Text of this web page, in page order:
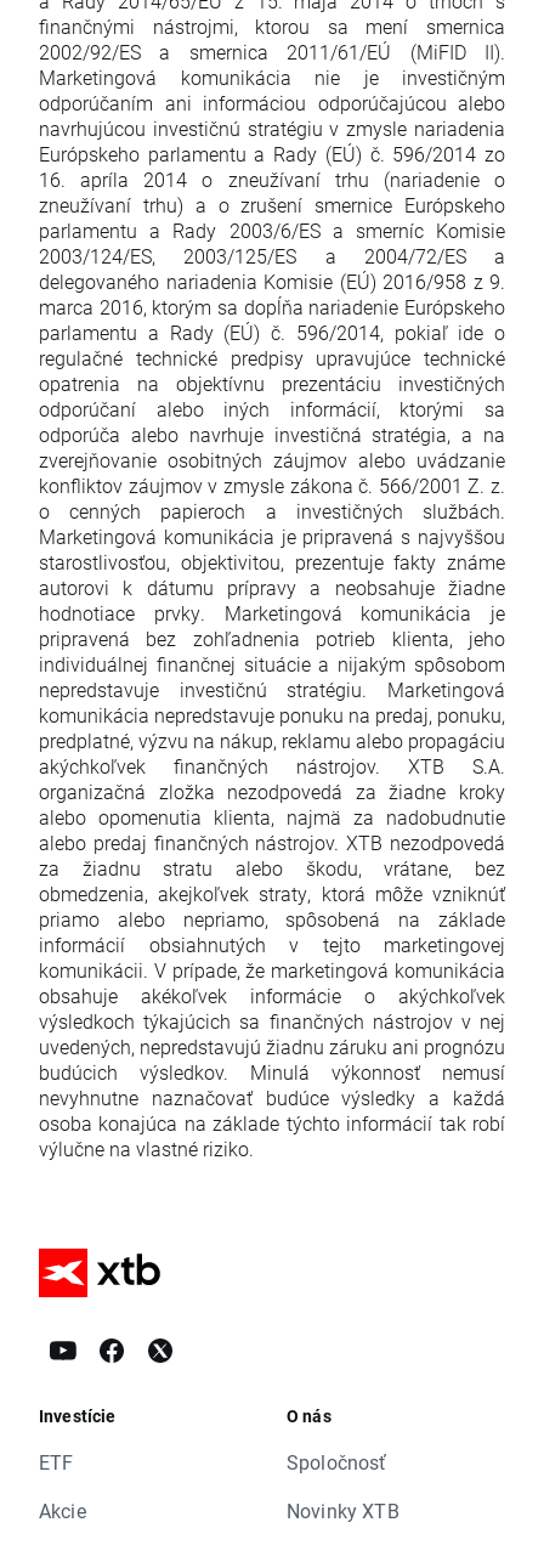
finančnými nástrojmi, ktorou sa mení smernica
2002/92/ES a smernica 2011/61/EÚ (MiFID II).
Marketingová komunikácia nie je investičným
odporúčaním ani informáciou odporúčajúcou alebo
navrhujúcou investičnú stratégiu v zmysle nariadenia
Európskeho parlamentu a Rady (EÚ) č. 596/2014 zo
16. apríla 2014 o zneužívaní trhu (nariadenie o
zneužívaní trhu) a o zrušení smernice Európskeho
parlamentu a Rady 2003/6/ES a smerníc Komisie
2003/124/ES, 2003/125/ES a 2004/72/ES a
delegovaného nariadenia Komisie (EÚ) 2016/958 z 9.
marca 2016, ktorým sa dopĺňa nariadenie Európskeho
parlamentu a Rady (EÚ) č. 596/2014, pokiaľ ide o
regulačné technické predpisy upravujúce technické
opatrenia na objektívnu prezentáciu investičných
odporúčaní alebo iných informácií, ktorými sa
odporúča alebo navrhuje investičná stratégia, a na
zverejňovanie osobitných záujmov alebo uvádzanie
konfliktov záujmov v zmysle zákona č. 566/2001 Z. z.
o cenných papieroch a investičných službách.
Marketingová komunikácia je pripravená s najvyššou
starostlivosťou, objektivitou, prezentuje fakty známe
autorovi k dátumu prípravy a neobsahuje žiadne
hodnotiace prvky. Marketingová komunikácia je
pripravená bez zohľadnenia potrieb klienta, jeho
individuálnej finančnej situácie a nijakým spôsobom
nepredstavuje investičnú stratégiu. Marketingová
komunikácia nepredstavuje ponuku na predaj, ponuku,
predplatné, výzvu na nákup, reklamu alebo propagáciu
akýchkoľvek finančných nástrojov. XTB S.A.
organizačná zložka nezodpovedá za žiadne kroky
alebo opomenutia klienta, najmä za nadobudnutie
alebo predaj finančných nástrojov. XTB nezodpovedá
za žiadnu stratu alebo škodu, vrátane, bez
obmedzenia, akejkoľvek straty, ktorá môže vzniknúť
priamo alebo nepriamo, spôsobená na základe
informácií obsiahnutých v tejto marketingovej
komunikácii. V prípade, že marketingová komunikácia
obsahuje akékoľvek informácie o akýchkoľvek
výsledkoch týkajúcich sa finančných nástrojov v nej
uvedených, nepredstavujú žiadnu záruku ani prognózu
budúcich výsledkov. Minulá výkonnosť nemusí
nevyhnutne naznačovať budúce výsledky a každá
osoba konajúca na základe týchto informácií tak robí
výlučne na vlastné riziko.
Investície
ETF
Akcie
O nás
Spoločnosť
Novinky XTB